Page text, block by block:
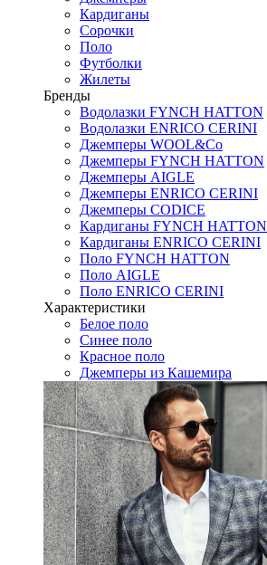
Кардиганы
Сорочки
Поло
Футболки
Жилеты
Бренды
Водолазки FYNCH HATTON
Водолазки ENRICO CERINI
Джемперы WOOL&Co
Джемперы FYNCH HATTON
Джемперы AIGLE
Джемперы ENRICO CERINI
Джемперы CODICE
Кардиганы FYNCH HATTON
Кардиганы ENRICO CERINI
Поло FYNCH HATTON
Поло AIGLE
Поло ENRICO CERINI
Характеристики
Белое поло
Синее поло
Красное поло
Джемперы из Кашемира